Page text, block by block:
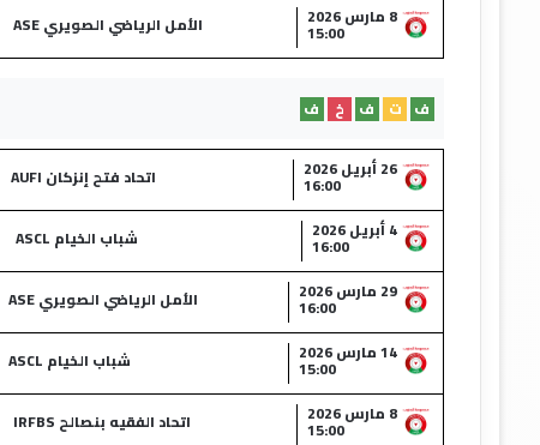
8 مارس 2026
15:00 الأمل الرياضي الصويري ASE
ف ت ف خ ف
26 أبريل 2026
16:00 اتحاد فتح إنزكان AUFI
4 أبريل 2026
16:00 شباب الخيام ASCL
29 مارس 2026
16:00 الأمل الرياضي الصويري ASE
14 مارس 2026
15:00 شباب الخيام ASCL
8 مارس 2026
15:00 اتحاد الفقيه بنصالح IRFBS